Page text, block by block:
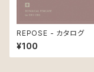
REPOSE - カタログ
¥100